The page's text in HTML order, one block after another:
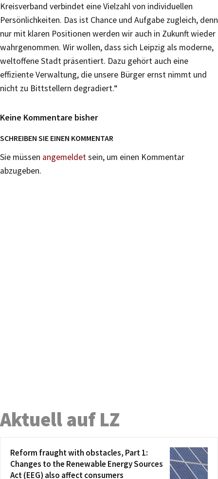
Kreisverband verbindet eine Vielzahl von individuellen
Persönlichkeiten. Das ist Chance und Aufgabe zugleich, denn
nur mit klaren Positionen werden wir auch in Zukunft wieder
wahrgenommen. Wir wollen, dass sich Leipzig als moderne,
weltoffene Stadt präsentiert. Dazu gehört auch eine
effiziente Verwaltung, die unsere Bürger ernst nimmt und
nicht zu Bittstellern degradiert.“
Keine Kommentare bisher
SCHREIBEN SIE EINEN KOMMENTAR
Sie müssen angemeldetsein, um einen Kommentar
abzugeben.
Aktuell auf LZ
Reform fraught with obstacles, Part 1:
Changes to the Renewable Energy Sources
Act (EEG) also affect consumers